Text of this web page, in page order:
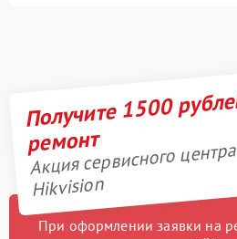
Получите 1500
ремонт
Акция сервисного центра
Hikvision
При оформлении заявки на